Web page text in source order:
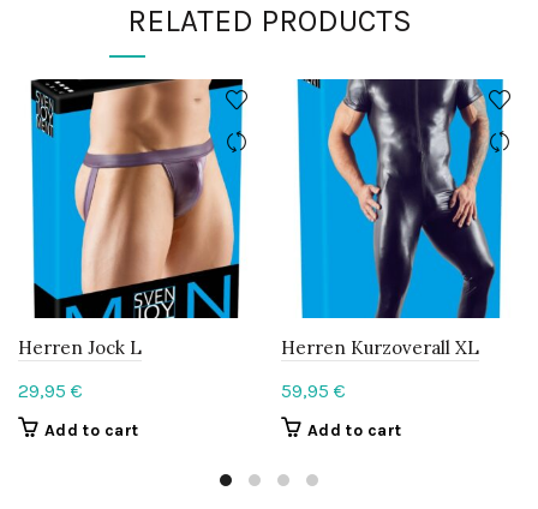
RELATED PRODUCTS
Herren Jock L
29,95 €
Add to cart
Herren Kurzoverall XL
59,95 €
Add to cart